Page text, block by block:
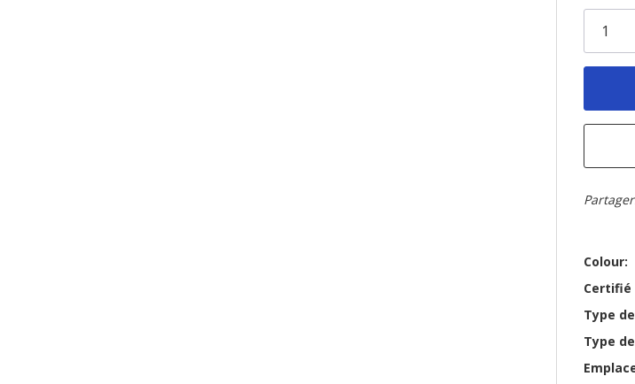
vous!
plus
Colour:
Certifié
Type
Type